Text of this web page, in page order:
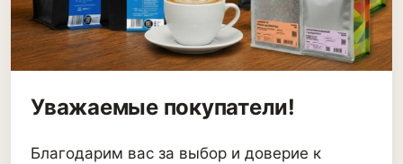
Уважаемые покупатели!
Благодарим вас за выбор и доверие к